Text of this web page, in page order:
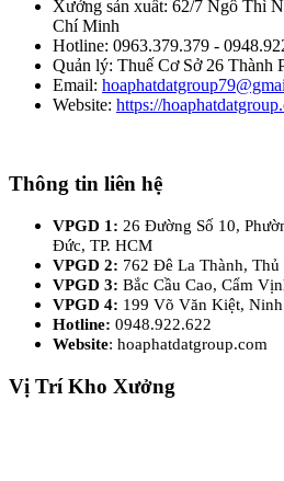
Xưởng sản xuất: 62/7 Ngô Thì
Chí Minh
Hotline: 0963.379.379 -
Quản lý: Thuế Cơ Sở 26 Thành
Email:
Website: https://
Thông tin liên hệ
VPGD 1: 26 Đường Số 10,
Đức, TP. HCM
VPGD 2: 762 Đê La Thành,
VPGD 3: Bắc Cầu Cao, Cẩm
VPGD 4: 199 Võ Văn Kiệt,
Hotline: 0948.922.622
Website: hoaphatdatgroup.com
Vị Trí Kho Xưởng